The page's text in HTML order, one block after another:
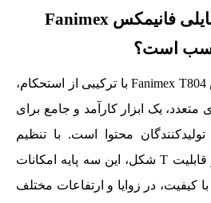
آیا خرید سه پایه موبایلی فانیمکس Fanimex
سه پایه موبایلی فانیمکس Fanimex T804 با ترکیبی از استحکام،
یک ابزار کارآمد و جامع برای
محتوا است. با تنظیم
ارتفاع تا 165 سانتی‌متر و قابلیت T شکل، این سه پایه امکانات
کیفیت، در زوایا و ارتفاعات مختلف